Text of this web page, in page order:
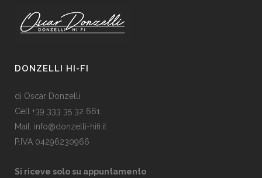
DONZELLI HI-FI
di Oscar Donzelli
Cell +39 333 35 32 661
Mail: info@donzelli-hifi.it
P.IVA 04296230966
Si riceve solo su appuntamento